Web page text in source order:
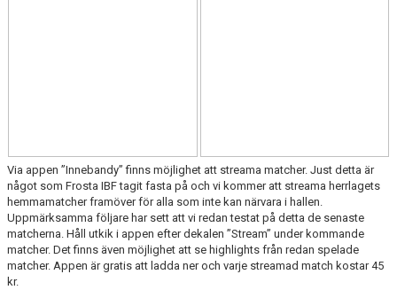
DOKUMENT
INSTRUKTIONSFILM
GÅ EN UTBILDNING
KNÄKONTROLL+
Via appen ”Innebandy” finns möjlighet att streama matcher. Just detta är
något som Frosta IBF tagit fasta på och vi kommer att streama herrlagets
hemmamatcher framöver för alla som inte kan närvara i hallen.
Uppmärksamma följare har sett att vi redan testat på detta de senaste
matcherna. Håll utkik i appen efter dekalen ”Stream” under kommande
matcher. Det finns även möjlighet att se highlights från redan spelade
matcher. Appen är gratis att ladda ner och varje streamad match kostar 45
kr.